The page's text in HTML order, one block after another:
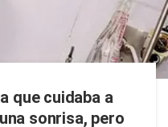
que cuidaba a
sonrisa, pero